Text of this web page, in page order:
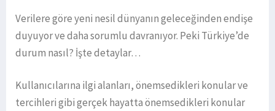
Verilere göre yeni nesil dünyanın geleceğinden endişe
duyuyor ve daha sorumlu davranıyor. Peki Türkiye’de
durum nasıl? İşte detaylar…
Kullanıcılarına ilgi alanları, önemsedikleri konular ve
tercihleri gibi gerçek hayatta önemsedikleri konular